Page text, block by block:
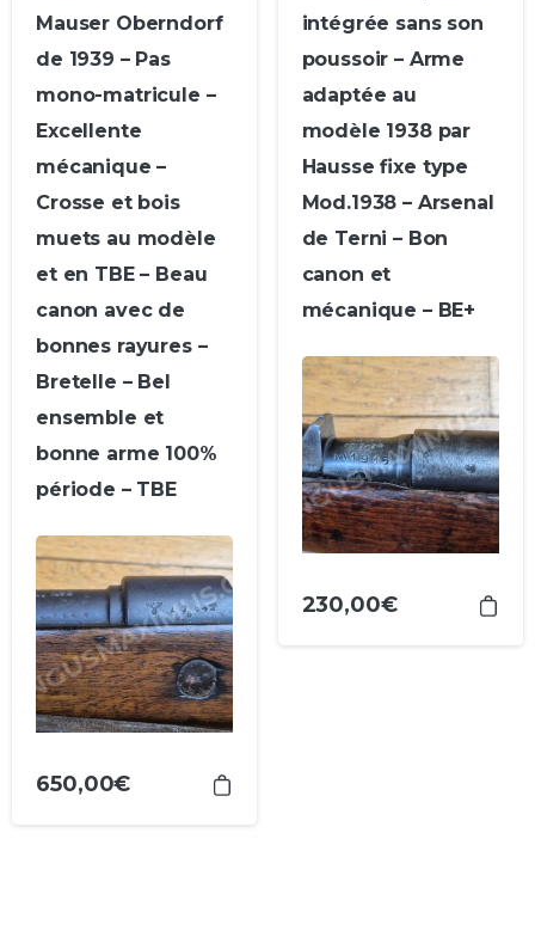
Mauser Oberndorf
de 1939 – Pas
mono-matricule –
Excellente
mécanique –
Crosse et bois
muets au modèle
et en TBE – Beau
canon avec de
bonnes rayures –
Bretelle – Bel
ensemble et
bonne arme 100%
période – TBE
650,00€
intégrée sans son
poussoir – Arme
adaptée au
modèle 1938 par
Hausse fixe type
Mod.1938 – Arsenal
de Terni – Bon
canon et
mécanique – BE+
230,00€